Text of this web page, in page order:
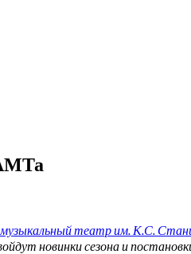
музыкальный театр им. К.С.
новинки сезона и